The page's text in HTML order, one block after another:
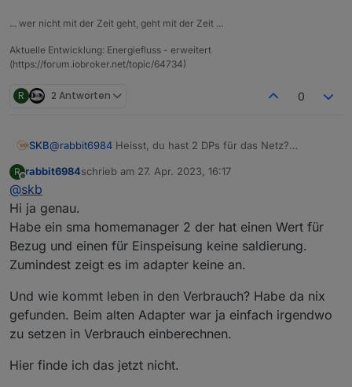
Produktion Bezug und Verbrauch.
Danke
... wer nicht mit der Zeit geht, geht mit der Zeit ...
Aktuelle Entwicklung: Energiefluss - erweitert
(https://forum.iobroker.net/topic/64734)
R 2 Antworten 0
SKB@rabbit6984 Heisst, du hast 2 DPs für das Netz?
nicht auf dem Schirm.
R
Offline
rabbit6984schrieb am 27. Apr. 2023, 16:17
zuletzt editiert von
@skb
Hi ja genau.
Habe ein sma homemanager 2 der hat einen Wert für
Bezug und einen für Einspeisung keine saldierung.
Zumindest zeigt es im adapter keine an.
Und wie kommt leben in den Verbrauch? Habe da nix
gefunden. Beim alten Adapter war ja einfach irgendwo
zu setzen in Verbrauch einberechnen.
Hier finde ich das jetzt nicht.